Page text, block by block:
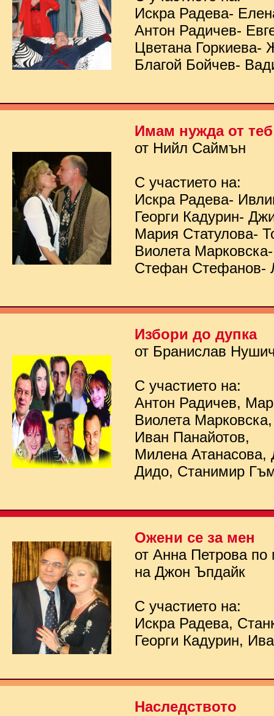
Искра Радева-
Антон Радичев-
Цветана Горкиева-
Благой Бойчев-
Имам нужда от теб
от Нийл Саймън
С участието на:
Искра Радева-
Георги Кадурин-
Мария Статулова-
Виолета
Стефан Стефанов-
Избори до дупка
от Бранислав
С участието на:
Антон Радичев,
Виолета
Иван Панайотов,
Милена Атанасова,
Дидо, Станимир
Ожени се за мен
от Анна Петрова по
на Джон Ъпдайк
С участието на:
Искра Радева,
Георги Кадурин,
Наследството